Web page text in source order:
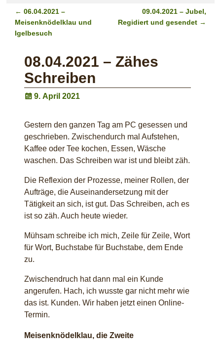
Post navigation
← 06.04.2021 –
Meisenknödelklau und
Igelbesuch
09.04.2021 – Jubel,
Regidiert und gesendet →
08.04.2021 – Zähes
Schreiben
9. April 2021
Gestern den ganzen Tag am PC gesessen und
geschrieben. Zwischendurch mal Aufstehen,
Kaffee oder Tee kochen, Essen, Wäsche
waschen. Das Schreiben war ist und bleibt zäh.
Die Reflexion der Prozesse, meiner Rollen, der
Aufträge, die Auseinandersetzung mit der
Tätigkeit an sich, ist gut. Das Schreiben, ach es
ist so zäh. Auch heute wieder.
Mühsam schreibe ich mich, Zeile für Zeile, Wort
für Wort, Buchstabe für Buchstabe, dem Ende
zu.
Zwischendruch hat dann mal ein Kunde
angerufen. Hach, ich wusste gar nicht mehr wie
das ist. Kunden. Wir haben jetzt einen Online-
Termin.
Meisenknödelklau, die Zweite